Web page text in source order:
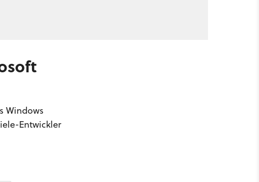
Windows
Entwickler